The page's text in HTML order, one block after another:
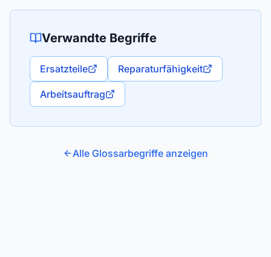
Verwandte Begriffe
Ersatzteile Reparaturfähigkeit
Arbeitsauftrag
Alle Glossarbegriffe anzeigen